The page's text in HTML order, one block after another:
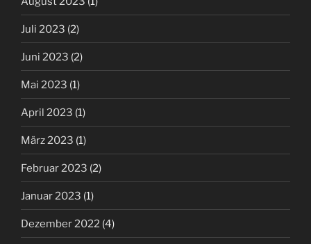
Juli 2023 (2)
Juni 2023 (2)
Mai 2023 (1)
April 2023 (1)
März 2023 (1)
Februar 2023 (2)
Januar 2023 (1)
Dezember 2022 (4)